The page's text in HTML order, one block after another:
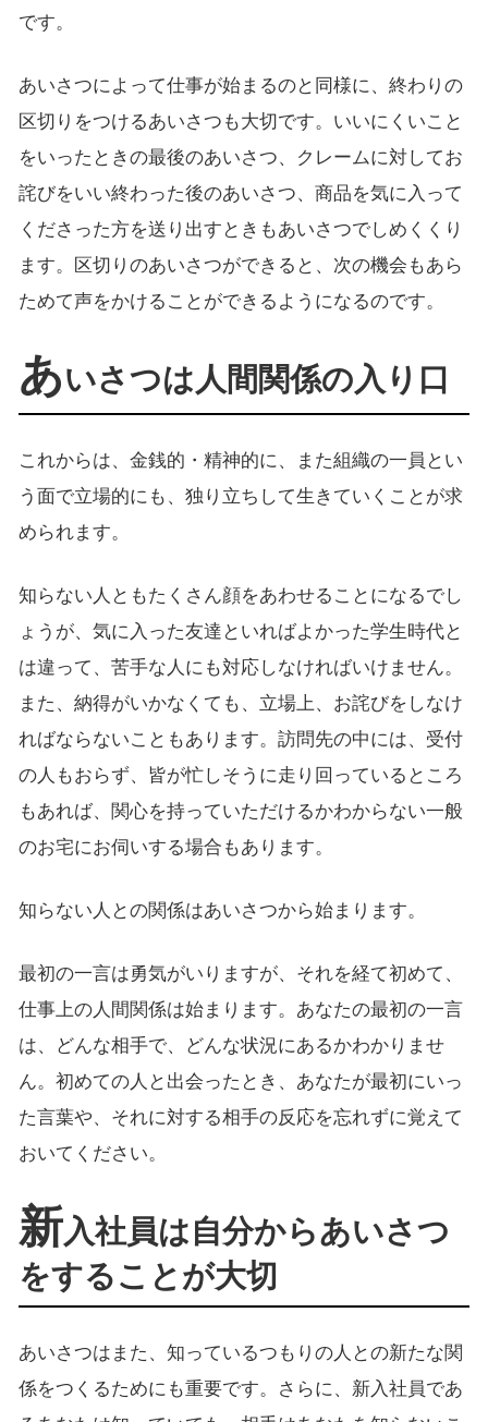
です。
あいさつによって仕事が始まるのと同様に、終わりの
区切りをつけるあいさつも大切です。いいにくいこと
をいったときの最後のあいさつ、クレームに対してお
詫びをいい終わった後のあいさつ、商品を気に入って
くださった方を送り出すときもあいさつでしめくくり
ます。区切りのあいさつができると、次の機会もあら
ためて声をかけることができるようになるのです。
あいさつは人間関係の入り口
これからは、金銭的・精神的に、また組織の一員とい
う面で立場的にも、独り立ちして生きていくことが求
められます。
知らない人ともたくさん顔をあわせることになるでし
ょうが、気に入った友達といればよかった学生時代と
は違って、苦手な人にも対応しなければいけません。
また、納得がいかなくても、立場上、お詫びをしなけ
ればならないこともあります。訪問先の中には、受付
の人もおらず、皆が忙しそうに走り回っているところ
もあれば、関心を持っていただけるかわからない一般
のお宅にお伺いする場合もあります。
知らない人との関係はあいさつから始まります。
最初の一言は勇気がいりますが、それを経て初めて、
仕事上の人間関係は始まります。あなたの最初の一言
は、どんな相手で、どんな状況にあるかわかりませ
ん。初めての人と出会ったとき、あなたが最初にいっ
た言葉や、それに対する相手の反応を忘れずに覚えて
おいてください。
新入社員は自分からあいさつ
をすることが大切
あいさつはまた、知っているつもりの人との新たな関
係をつくるためにも重要です。さらに、新入社員であ